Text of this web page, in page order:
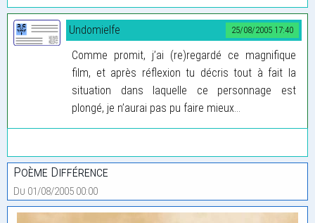
25/08/2005 17:40
Undomielfe
Comme promit, j’ai (re)regardé ce magnifique
film, et après réflexion tu décris tout à fait la
situation dans laquelle ce personnage est
plongé, je n’aurai pas pu faire mieux...
Poème Différence
Du 01/08/2005 00:00